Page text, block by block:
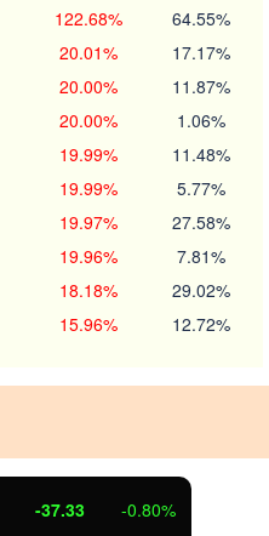
122.68% 64.55%
20.01% 17.17%
20.00% 11.87%
20.00% 1.06%
19.99% 11.48%
19.99% 5.77%
19.97% 27.58%
19.96% 7.81%
18.18% 29.02%
15.96% 12.72%
-37.33 -0.80%